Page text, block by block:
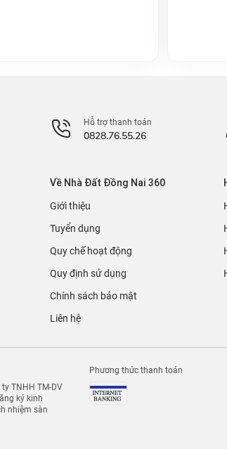
Hỗ trợ thanh toán
0828.76.55.26
Về Nhà Đất Đồng Nai 360
Giới thiệu
Tuyển dụng
Quy chế hoạt động
Quy định sử dụng
Chính sách bảo mật
Liên hệ
TNHH TM-DV
ký kinh
nhiệm sàn
Phương thức thanh toán